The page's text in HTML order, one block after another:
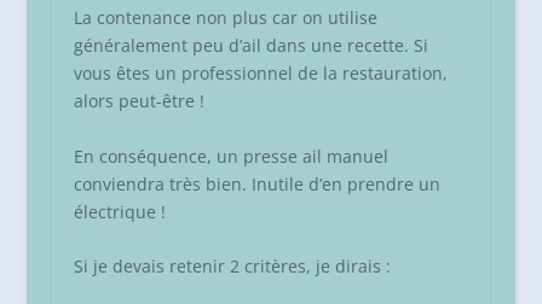
La contenance non plus car on utilise
généralement peu d’ail dans une recette. Si
vous êtes un professionnel de la restauration,
alors peut-être !
En conséquence, un presse ail manuel
conviendra très bien. Inutile d’en prendre un
électrique !
Si je devais retenir 2 critères, je dirais :